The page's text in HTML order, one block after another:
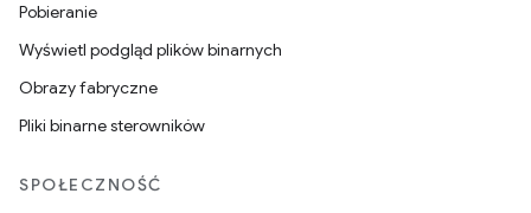
Pobieranie
Wyświetl podgląd plików binarnych
Obrazy fabryczne
Pliki binarne sterowników
SPOŁECZNOŚĆ